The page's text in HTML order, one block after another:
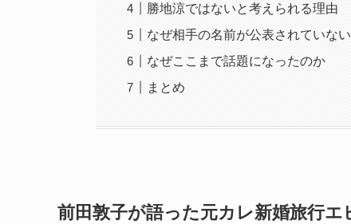
勝地涼ではないと考えられる理由
なぜ相手の名前が公表されていな
なぜここまで話題になったのか
まとめ
前田敦子が語った元カレ新婚旅行エ